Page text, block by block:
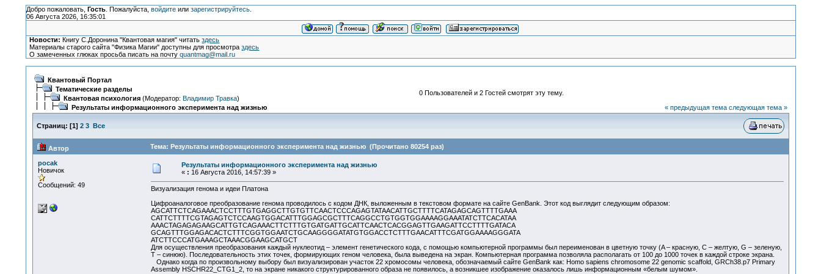
Добро пожаловать, Гость. Пожалуйста, войдитеили зарегистрируйтесь.
06 Августа 2026, 16:35:01
Новости: Книгу С.Доронина "Квантовая магия" читатьздесь
Материалы старого сайта "Физика Магии" доступны для просмотраздесь
О замеченных глюках просьба писать на почтуquantmag@mail.ru
Квантовый Портал
Тематические разделы
Квантовая психология(Модератор: Владимир Травка)
Результаты информационного эксперимента над жизнью
0 Пользователей и 2 Гостей смотрят эту тему.
« предыдущая тема следующая тема »
Страниц: [1] 2 3 Все
Автор Тема: Результаты информационного эксперимента над жизнью (Прочитано 80254 раз)
pocak
Новичок
Сообщений: 49
Результаты информационного эксперимента над жизнью
« : 16 Августа 2016, 14:57:39 »
Визуализация генома и идеи Платона
Цифроаналоговое преобразование генома проводилось с кодом ДНК, выложенным в текстовом формате на сайте GenBank. Этот код выглядит следующим образом:
AGCATTCTCAGAAACTCCTTTGTGAGGCTTGTGTTCAACTCCCAGAGTATAACATTGCTTTTCATAGAGCAGTTTTGAAA
CATTCTTTTCGTAGAGTCTCCAAGTGGACATTTGGAGCGCTTTCAGGCCTGTGGTGGAAAAGGAAATATCTTCACATAA
AAACTAGAGAGAAGCATTGTCAGAAACTTCTTTGTGATGATTGCATTCAACTCACGGAGTTGAAGATTCCTTTTGATACA
GCAGTTTGGAGACACTCTTTCGGTGGAATCTGCAAGGGGATATGTGGACCTCTTTGAACATTTCGATGGAAAAGGGATA
ATCTTCCCATGAAAGCTAAACGGAAGCATGCT
Для осуществления преобразования каждый нуклеотид – элемент генетического кода, с помощью компьютерной программы был переименован в цветную точку (A – красную, C – желтую, G – зеленую,
T – синюю). Последовательность этих точек, формирующих геном человека, была выведена на экран. Компьютерная программа позволяла располагать от 100 до 1000 точек в каждой строке экрана.
Однако когда по произвольному выбору был визуализирован участок 22 хромосомы человека, обозначаемый сайте GenBank как: Homo sapiens chromosome 22 genomic scaffold, GRCh38.p7 Primary
Assembly HSCHR22_CTG1_2, то на экране никакого структурированного образа не появилось, а возникшее изображение оказалось лишь информационным «белым шумом».